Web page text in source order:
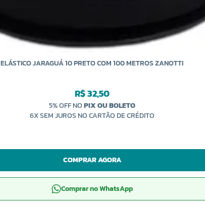
ELÁSTICO JARAGUÁ 10 PRETO COM 100 METROS ZANOTTI
R$ 32,50
5% OFF NOPIX OU BOLETO
6X SEM JUROS NO CARTÃO DE CRÉDITO
COMPRAR AGORA
Comprar no WhatsApp